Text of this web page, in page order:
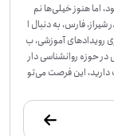
اما هنوز خیلی‌ها نم
فارس، به دنبال ا
رویدادهای آموزشی، ب
در حوزه روانشناسی دار
دارید، این فرصت می‌تو
ما کمک کنند. مهم این
با تکیه بر دان